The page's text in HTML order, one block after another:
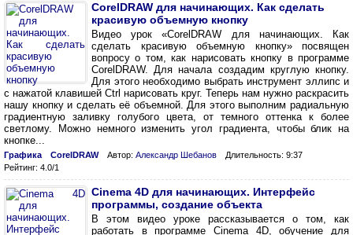
CorelDRAW для начинающих. Как сделать
красивую объемную кнопку
Видео урок «CorelDRAW для начинающих. Как
сделать красивую объемную кнопку» посвящен
вопросу о том, как нарисовать кнопку в программе
CorelDRAW. Для начала создадим круглую кнопку.
Для этого необходимо выбрать инструмент эллипс и
с нажатой клавишей Ctrl нарисовать круг. Теперь нам нужно раскрасить
нашу кнопку и сделать её объемной. Для этого выполним радиальную
градиентную заливку голубого цвета, от темного оттенка к более
светлому. Можно немного изменить угол градиента, чтобы блик на
кнопке...
Графика CorelDRAW Автор: Александр Шебанов
Длительность: 9:37
Рейтинг: 4.0/1
Cinema 4D для начинающих. Интерфейс
программы, создание объекта
В этом видео уроке рассказывается о том, как
работать в программе Cinema 4D, обучение для